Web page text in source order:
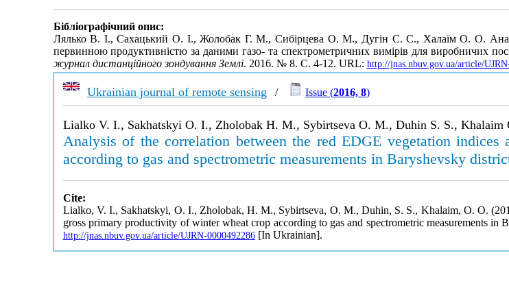
Бібліографічний опис:
Лялько В. І., Сахацький О. І., Жолобак Г. М., Сибірцева О. М., Дугін С. С., Халаїм О. О.
первинною продуктивністю за даними газо- та спектрометричних вимірів для виробничих
журнал дистанційного зондування Землі. 2016. № 8. С. 4-12. URL: http://jnas.nbuv.gov.ua/article/
Ukrainian journal of remote sensing / Issue (2016, 8)
Lialko V. I., Sakhatskyi O. I., Zholobak H. M., Sybirtseva O. M., Duhin S. S., Khalaim
Analysis of the correlation between the red EDGE vegetation
according to gas and spectrometric measurements in Baryshevsky
Cite:
Lialko, V. I., Sakhatskyi, O. I., Zholobak, H. M., Sybirtseva, O. M., Duhin, S. S., Khalaim, O. O.
gross primary productivity of winter wheat crop according to gas and spectrometric measurements in
http://jnas.nbuv.gov.ua/article/UJRN-0000492286[In Ukrainian].